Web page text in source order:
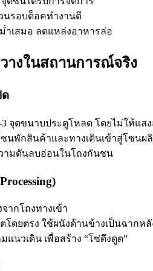
นรอบด็อคทำงานดี
ำเสมอ ลดแหล่งอาหารล่อ
างในสถานการณ์จริง
ด
จุดขนาบประตูโหลด โดยไม่ให้แส
นพักสินค้าและทางเดินเข้าสู่โซนผ
ามดันลบอ่อนในโถงกันชน
ากโถงทางเข้า
โดยตรง ใช้ผนังด้านข้างเป็นฉากห
แนวเดิน เพื่อสร้าง “โซ่ดึงดูด”